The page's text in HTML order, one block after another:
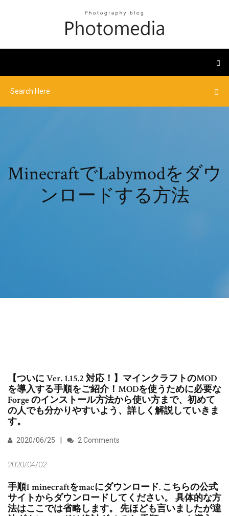
MinecraftでLabymodをダウ
ンロードする方法
【ついに Ver. 1.15.2 対応！】マインクラフトのMOD
を導入する手順をご紹介！MODを使うために必要な
Forge のインストール方法から使い方まで、初めて
の人でも分かりやすいよう、詳しく解説していきま
す。
2020/06/25 2 Comments
2020/04/02
手順1 minecraftをmacにダウンロード. こちらの公式
サイトからダウンロードしてください。 具体的な方
法はここでは省略します。 先ほども言いましたが違